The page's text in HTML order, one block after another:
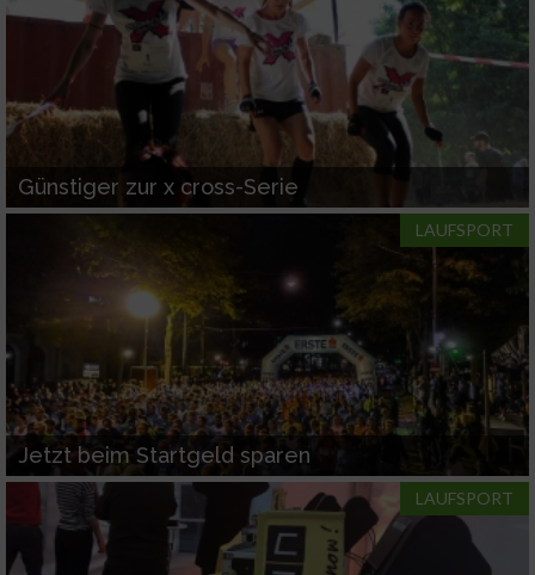
Günstiger zur x cross-Serie
LAUFSPORT
Jetzt beim Startgeld sparen
LAUFSPORT